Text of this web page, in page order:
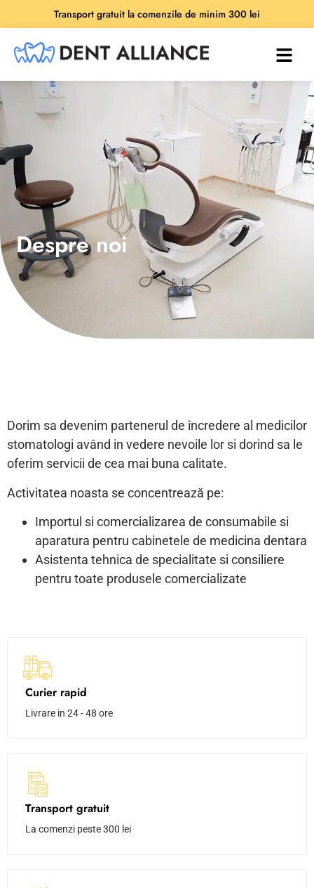
Transport gratuit la comenzile de minim 300 lei
Despre noi
Dorim sa devenim partenerul de încredere al medicilor
stomatologi având in vedere nevoile lor si dorind sa le
oferim servicii de cea mai buna calitate.
Activitatea noasta se concentrează pe:
Importul si comercializarea de consumabile si
aparatura pentru cabinetele de medicina dentara
Asistenta tehnica de specialitate si consiliere
pentru toate produsele comercializate
Curier rapid
Livrare in 24 - 48 ore
Transport gratuit
La comenzi peste 300 lei